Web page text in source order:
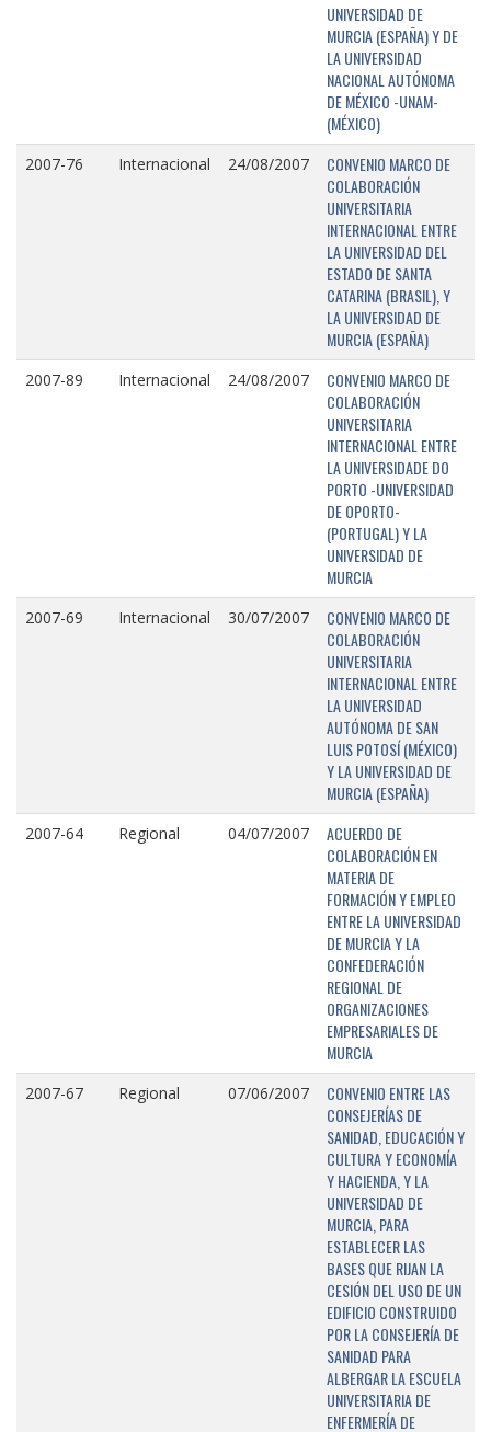
UNIVERSIDAD DE
MURCIA (ESPAÑA) Y DE
LA UNIVERSIDAD
NACIONAL AUTÓNOMA
DE MÉXICO -UNAM-
(MÉXICO)
2007-76 Internacional 24/08/2007
CONVENIO MARCO DE
COLABORACIÓN
UNIVERSITARIA
INTERNACIONAL ENTRE
LA UNIVERSIDAD DEL
ESTADO DE SANTA
CATARINA (BRASIL), Y
LA UNIVERSIDAD DE
MURCIA (ESPAÑA)
2007-89 Internacional 24/08/2007
CONVENIO MARCO DE
COLABORACIÓN
UNIVERSITARIA
INTERNACIONAL ENTRE
LA UNIVERSIDADE DO
PORTO -UNIVERSIDAD
DE OPORTO-
(PORTUGAL) Y LA
UNIVERSIDAD DE
MURCIA
2007-69 Internacional 30/07/2007
CONVENIO MARCO DE
COLABORACIÓN
UNIVERSITARIA
INTERNACIONAL ENTRE
LA UNIVERSIDAD
AUTÓNOMA DE SAN
LUIS POTOSÍ (MÉXICO)
Y LA UNIVERSIDAD DE
MURCIA (ESPAÑA)
2007-64 Regional 04/07/2007
ACUERDO DE
COLABORACIÓN EN
MATERIA DE
FORMACIÓN Y EMPLEO
ENTRE LA UNIVERSIDAD
DE MURCIA Y LA
CONFEDERACIÓN
REGIONAL DE
ORGANIZACIONES
EMPRESARIALES DE
MURCIA
2007-67 Regional 07/06/2007
CONVENIO ENTRE LAS
CONSEJERÍAS DE
SANIDAD, EDUCACIÓN Y
CULTURA Y ECONOMÍA
Y HACIENDA, Y LA
UNIVERSIDAD DE
MURCIA, PARA
ESTABLECER LAS
BASES QUE RIJAN LA
CESIÓN DEL USO DE UN
EDIFICIO CONSTRUIDO
POR LA CONSEJERÍA DE
SANIDAD PARA
ALBERGAR LA ESCUELA
UNIVERSITARIA DE
ENFERMERÍA DE